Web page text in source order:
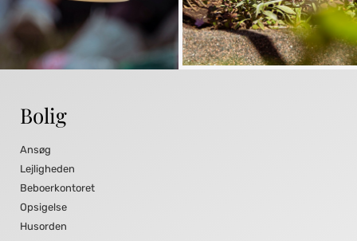
Bolig
Ansøg
Lejligheden
Beboerkontoret
Opsigelse
Husorden